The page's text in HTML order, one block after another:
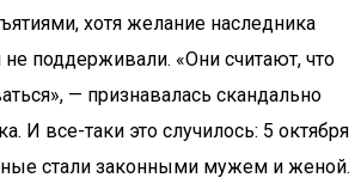
хотя желание наследника
поддерживали. «Они считают, что
— признавалась скандально
И все-таки это случилось: 5 октября
стали законными мужем и женой.